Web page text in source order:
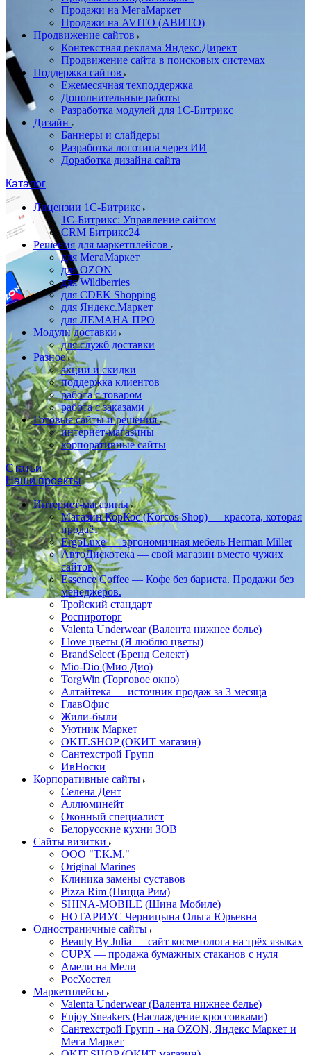
Продажи на МегаМаркет
Продажи на AVITO (АВИТО)
Продвижение сайтов
Контекстная реклама Яндекс.Директ
Продвижение сайта в поисковых системах
Поддержка сайтов
Ежемесячная техподдержка
Дополнительные работы
Разработка модулей для 1С-Битрикс
Дизайн
Баннеры и слайдеры
Разработка логотипа через ИИ
Доработка дизайна сайта
Каталог
Лицензии 1С-Битрикс
1С-Битрикс: Управление сайтом
CRM Битрикс24
Решения для маркетплейсов
для МегаМаркет
для OZON
для Wildberries
для CDEK Shopping
для Яндекс.Маркет
для ЛЕМАНА ПРО
Модули доставки
для служб доставки
Разное
акции и скидки
поддержка клиентов
работа с товаром
работа с заказами
Готовые сайты и решения
интернет-магазины
корпоративные сайты
Статьи
Наши проекты
Интернет-магазины
Магазин КорКос (Korcos Shop) — красота, которая
продаёт
ErgoLuxe — эргономичная мебель Herman Miller
АвтоДискотека — свой магазин вместо чужих
сайтов
Essence Coffee — Кофе без бариста. Продажи без
менеджеров.
Тройский стандарт
Роспироторг
Valenta Underwear (Валента нижнее белье)
I love цветы (Я люблю цветы)
BrandSelect (Бренд Селект)
Mio-Dio (Мио Дио)
TorgWin (Торговое окно)
Алтайтека — источник продаж за 3 месяца
ГлавОфис
Жили-были
Уютник Маркет
OKIT.SHOP (ОКИТ магазин)
Сантехстрой Групп
ИвНоски
Корпоративные сайты
Селена Дент
Аллюминейт
Оконный специалист
Белорусские кухни ЗОВ
Сайты визитки
ООО "Т.К.М."
Original Marines
Клиника замены суставов
Pizza Rim (Пицца Рим)
SHINA-MOBILE (Шина Мобиле)
НОТАРИУС Черницына Ольга Юрьевна
Одностраничные сайты
Beauty By Julia — сайт косметолога на трёх языках
CUPX — продажа бумажных стаканов с нуля
Амели на Мели
РосХостел
Маркетплейсы
Valenta Underwear (Валента нижнее белье)
Enjoy Sneakers (Наслаждение кроссовками)
Сантехcтрой Групп - на OZON, Яндекс Маркет и
Мега Маркет